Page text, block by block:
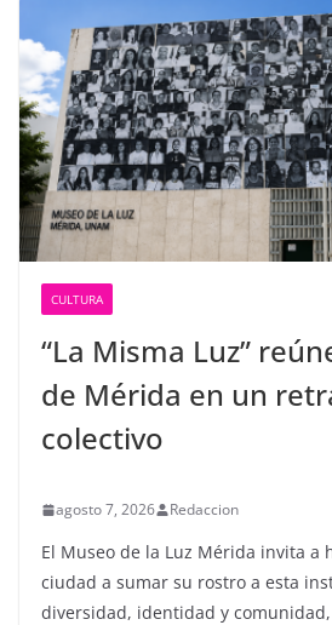
CULTURA
“La Misma Luz”
de Mérida en un
colectivo
agosto 7, 2026 Redaccion
El Museo de la Luz Mérida invita a
ciudad a sumar su rostro a esta
diversidad, identidad y